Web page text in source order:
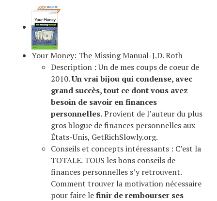
Your Money: The Missing Manual-J.D. Roth
Description : Un de mes coups de coeur de
2010.Un vrai bijou qui condense, avec
grand succès, tout ce dont vous avez
besoin de savoir en finances
personnelles.Provient de l’auteur du plus
gros blogue de finances personnelles aux
États-Unis, GetRichSlowly.org.
Conseils et concepts intéressants : C’est la
TOTALE. TOUS les bons conseils de
finances personnelles s’y retrouvent.
Comment trouver la motivation nécessaire
pour faire lefinir de rembourser ses